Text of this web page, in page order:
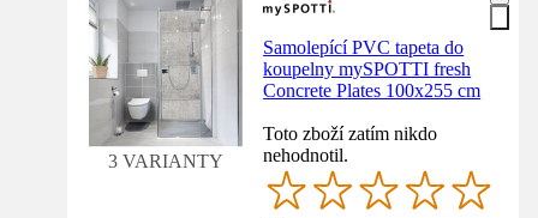
3 VARIANTY
Samolepící PVC tapeta do
koupelny mySPOTTI fresh
Concrete Plates 100x255 cm
Toto zboží zatím nikdo
nehodnotil.